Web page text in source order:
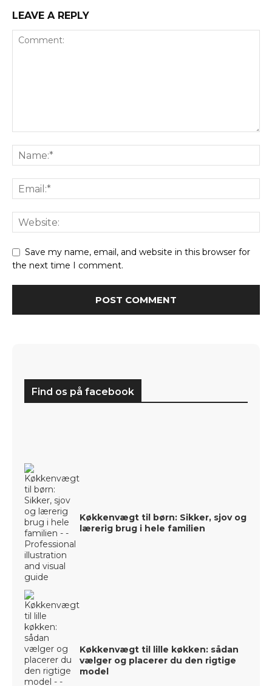
LEAVE A REPLY
Save my name, email, and website in this browser for
the next time I comment.
Find os på facebook
Køkkenvægt til børn: Sikker, sjov og
lærerig brug i hele familien
Køkkenvægt til lille køkken: sådan
vælger og placerer du den rigtige
model